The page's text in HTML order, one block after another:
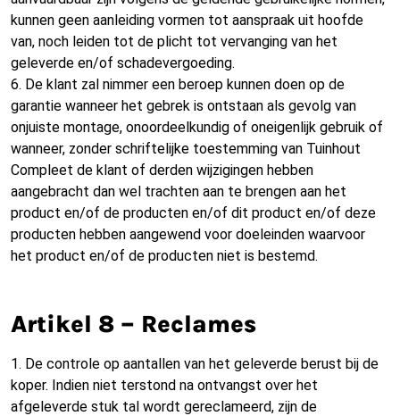
kunnen geen aanleiding vormen tot aanspraak uit hoofde
van, noch leiden tot de plicht tot vervanging van het
geleverde en/of schadevergoeding.
6. De klant zal nimmer een beroep kunnen doen op de
garantie wanneer het gebrek is ontstaan als gevolg van
onjuiste montage, onoordeelkundig of oneigenlijk gebruik of
wanneer, zonder schriftelijke toestemming van Tuinhout
Compleet de klant of derden wijzigingen hebben
aangebracht dan wel trachten aan te brengen aan het
product en/of de producten en/of dit product en/of deze
producten hebben aangewend voor doeleinden waarvoor
het product en/of de producten niet is bestemd.
Artikel 8 – Reclames
1. De controle op aantallen van het geleverde berust bij de
koper. Indien niet terstond na ontvangst over het
afgeleverde stuk tal wordt gereclameerd, zijn de